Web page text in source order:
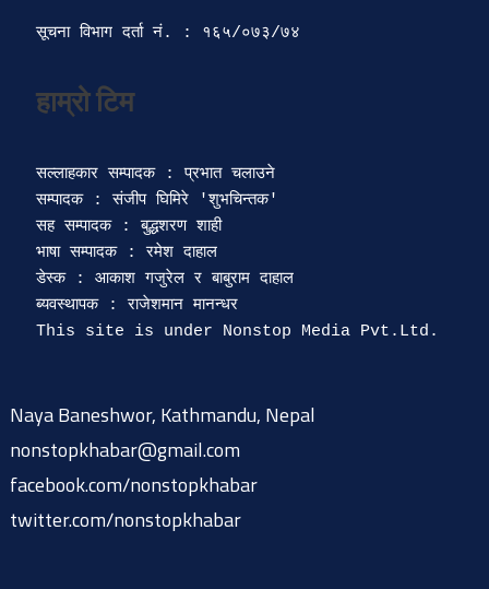
सूचना विभाग दर्ता‍ नं. : १६५/०७३/७४
हाम्रो टिम
सल्लाहकार सम्पादक : प्रभात चलाउने
सम्पादक : संजीप घिमिरे 'शुभचिन्तक'
सह सम्पादक : बुद्धशरण शाही
भाषा सम्पादक : रमेश दाहाल
डेस्क : आकाश गजुरेल र बाबुराम दाहाल
ब्यवस्थापक : राजेशमान मानन्धर
Naya Baneshwor, Kathmandu, Nepal
nonstopkhabar@gmail.com
facebook.com/nonstopkhabar
twitter.com/nonstopkhabar